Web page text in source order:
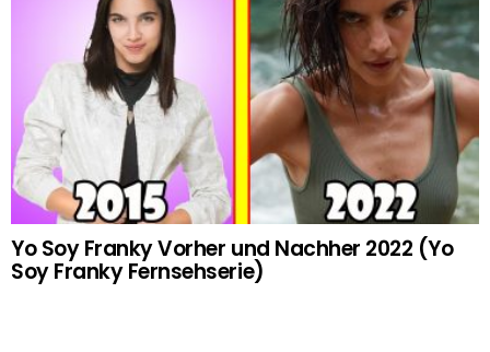
Yo Soy Franky Vorher und Nachher 2022 (Yo
Soy Franky Fernsehserie)